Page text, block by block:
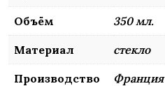
Объём 350 мл.
Материал стекло
Производство Франция